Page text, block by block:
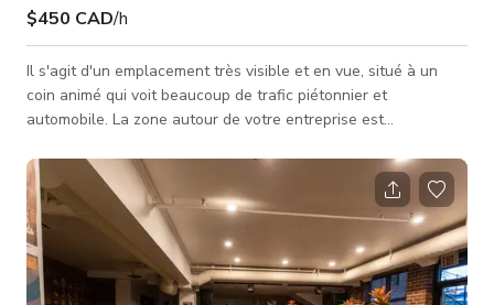
$450 CAD/h
Il s'agit d'un emplacement très visible et en vue, situé à un
coin animé qui voit beaucoup de trafic piétonnier et
automobile. La zone autour de votre entreprise est
boutiques élégantes et de restaurants tendance. Cela signifie
que votre entreprise est susceptible d'attirer une clientèle
diversifiée, allant des professionnels aux personnes
soucieuses de la mode. Jasper Avenue est l'une des
principales artères commerciales d'E